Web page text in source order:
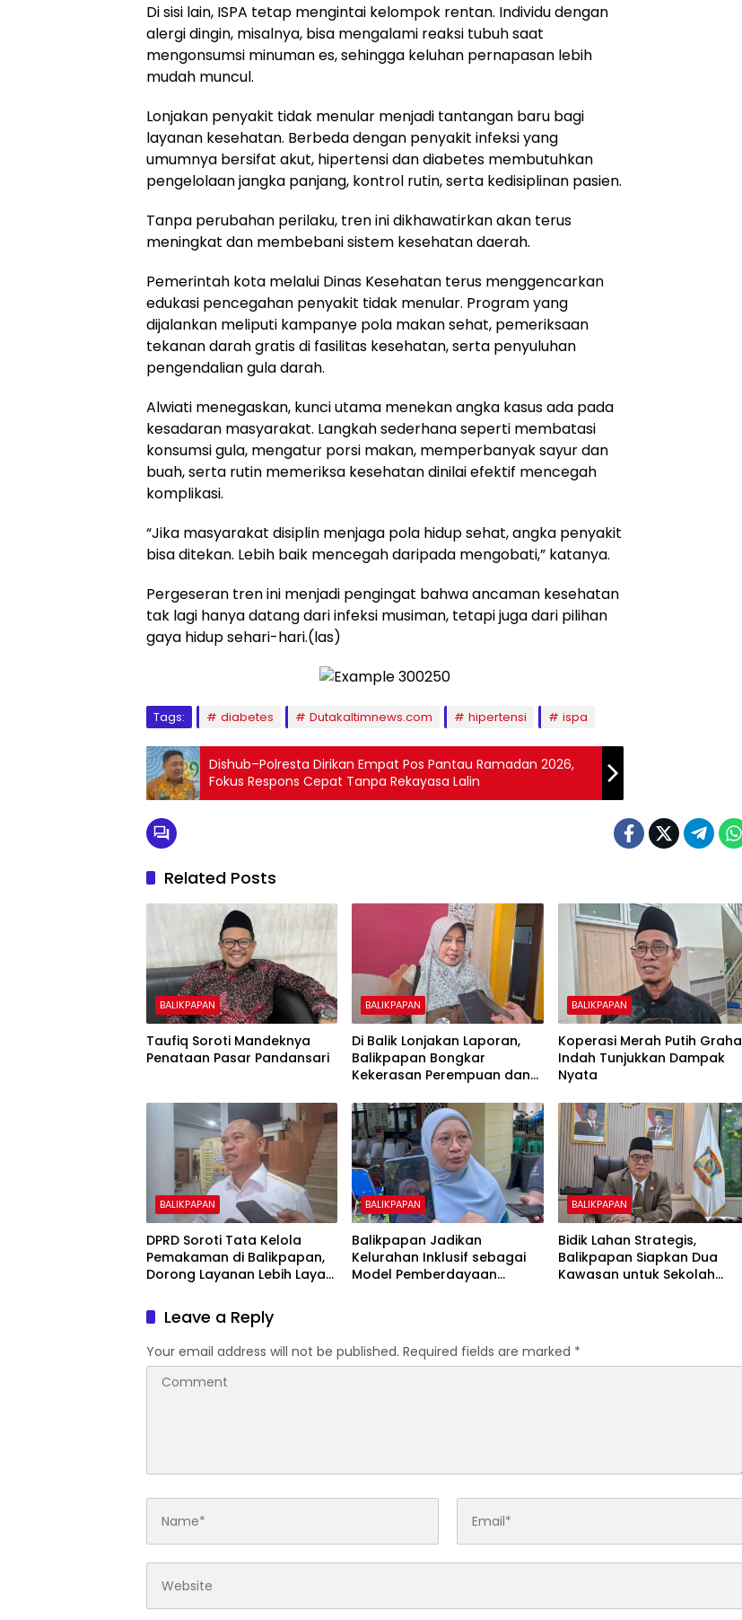
Di sisi lain, ISPA tetap mengintai kelompok rentan. Individu dengan
alergi dingin, misalnya, bisa mengalami reaksi tubuh saat
mengonsumsi minuman es, sehingga keluhan pernapasan lebih
mudah muncul.
Lonjakan penyakit tidak menular menjadi tantangan baru bagi
layanan kesehatan. Berbeda dengan penyakit infeksi yang
umumnya bersifat akut, hipertensi dan diabetes membutuhkan
pengelolaan jangka panjang, kontrol rutin, serta kedisiplinan pasien.
Tanpa perubahan perilaku, tren ini dikhawatirkan akan terus
meningkat dan membebani sistem kesehatan daerah.
Pemerintah kota melalui Dinas Kesehatan terus menggencarkan
edukasi pencegahan penyakit tidak menular. Program yang
dijalankan meliputi kampanye pola makan sehat, pemeriksaan
tekanan darah gratis di fasilitas kesehatan, serta penyuluhan
pengendalian gula darah.
Alwiati menegaskan, kunci utama menekan angka kasus ada pada
kesadaran masyarakat. Langkah sederhana seperti membatasi
konsumsi gula, mengatur porsi makan, memperbanyak sayur dan
buah, serta rutin memeriksa kesehatan dinilai efektif mencegah
komplikasi.
“Jika masyarakat disiplin menjaga pola hidup sehat, angka penyakit
bisa ditekan. Lebih baik mencegah daripada mengobati,” katanya.
Pergeseran tren ini menjadi pengingat bahwa ancaman kesehatan
tak lagi hanya datang dari infeksi musiman, tetapi juga dari pilihan
gaya hidup sehari-hari.(las)
Tags: diabetes Dutakaltimnews.com hipertensi ispa
Dishub–Polresta Dirikan Empat Pos Pantau Ramadan 2026,
Fokus Respons Cepat Tanpa Rekayasa Lalin
Related Posts
BALIKPAPAN
Taufiq Soroti Mandeknya
Penataan Pasar Pandansari
BALIKPAPAN
Di Balik Lonjakan Laporan,
Balikpapan Bongkar
Kekerasan Perempuan dan
BALIKPAPAN
Koperasi Merah Putih Graha
Indah Tunjukkan Dampak
Nyata
BALIKPAPAN
DPRD Soroti Tata Kelola
Pemakaman di Balikpapan,
Dorong Layanan Lebih Layak
Warga
BALIKPAPAN
Balikpapan Jadikan
Kelurahan Inklusif sebagai
Model Pemberdayaan
BALIKPAPAN
Bidik Lahan Strategis,
Balikpapan Siapkan Dua
Kawasan untuk Sekolah
Leave a Reply
Your email address will not be published. Required fields are marked *